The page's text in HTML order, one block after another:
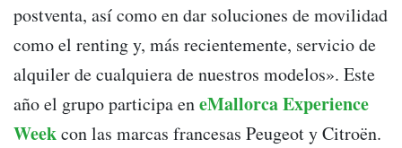
postventa, así como en dar soluciones de movilidad
como el renting y, más recientemente, servicio de
alquiler de cualquiera de nuestros modelos». Este
año el grupo participa eneMallorca Experience
Weekcon las marcas francesas Peugeot y Citroën.